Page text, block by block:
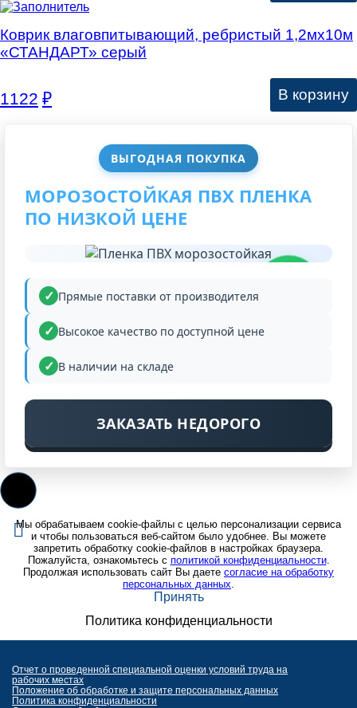
ВЫГОДНАЯ ПОКУПКА
МОРОЗОСТОЙКАЯ ПВХ ПЛЕНКА
ПО НИЗКОЙ ЦЕНЕ
Прямые поставки от производителя
Высокое качество по доступной цене
В наличии на складе
ЗАКАЗАТЬ НЕДОРОГО
Коврик влаговпитывающий, ребристый 1,2мх10м
«СТАНДАРТ» серый
1122 ₽ В корзину
Мы обрабатываем cookie-файлы с целью персонализации сервиса
и чтобы пользоваться веб-сайтом было удобнее. Вы можете
запретить обработку cookie-файлов в настройках браузера.
Пожалуйста, ознакомьтесь с политикой конфиденциальности.
Продолжая использовать сайт Вы даете согласие на обработку
персональных данных.
Принять
Политика конфиденциальности
Отчет о проведенной специальной оценки условий труда на
рабочих местах
Положение об обработке и защите персональных данных
Политика конфиденциальности